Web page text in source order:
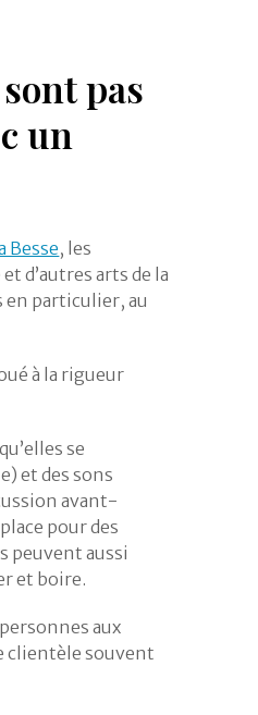
pas
un
Besse, les
d’autres arts de la
en particulier, au
à la rigueur
se
et des sons
avant-
pour des
peuvent aussi
et boire.
aux
clientèle souvent